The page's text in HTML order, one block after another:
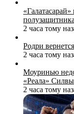
2 часа тому
Родри
2 часа тому
Моуринью
«Реала» Силвы
2 часа тому